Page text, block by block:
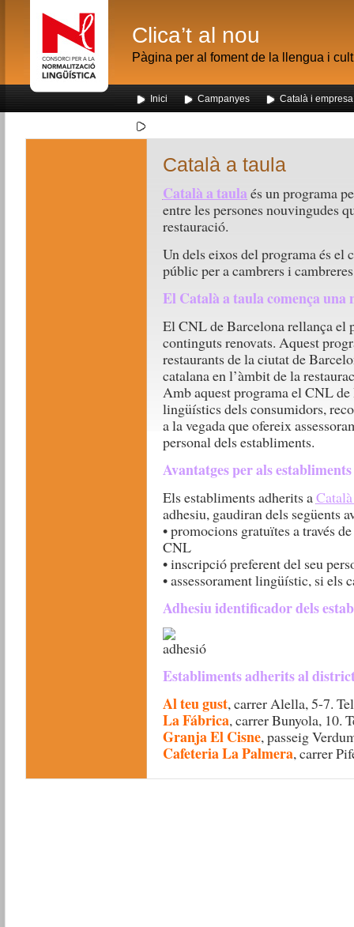
Clica’t al nou
Pàgina per al foment de la llengua i
Inici Campanyes Català i empresa
Català a taula
Català a taula és un programa
entre les persones nouvingudes
restauració.
Un dels eixos del programa és el
públic per a cambrers i
El Català a taula comença una
El CNL de Barcelona rellança el
continguts renovats. Aquest
restaurants de la ciutat de
catalana en l’àmbit de la
Amb aquest programa el CNL
lingüístics dels consumidors,
a la vegada que ofereix
personal dels establiments.
Avantatges per als
Els establiments adherits a
adhesiu, gaudiran dels següents
• promocions gratuïtes a través
CNL
• inscripció preferent del seu
• assessorament lingüístic, si els
Adhesiu identificador dels
Establiments adherits al
Al teu gust, carrer Alella, 5-7.
La Fábrica, carrer Bunyola, 10.
Granja El Cisne, passeig
Cafeteria La Palmera, carrer